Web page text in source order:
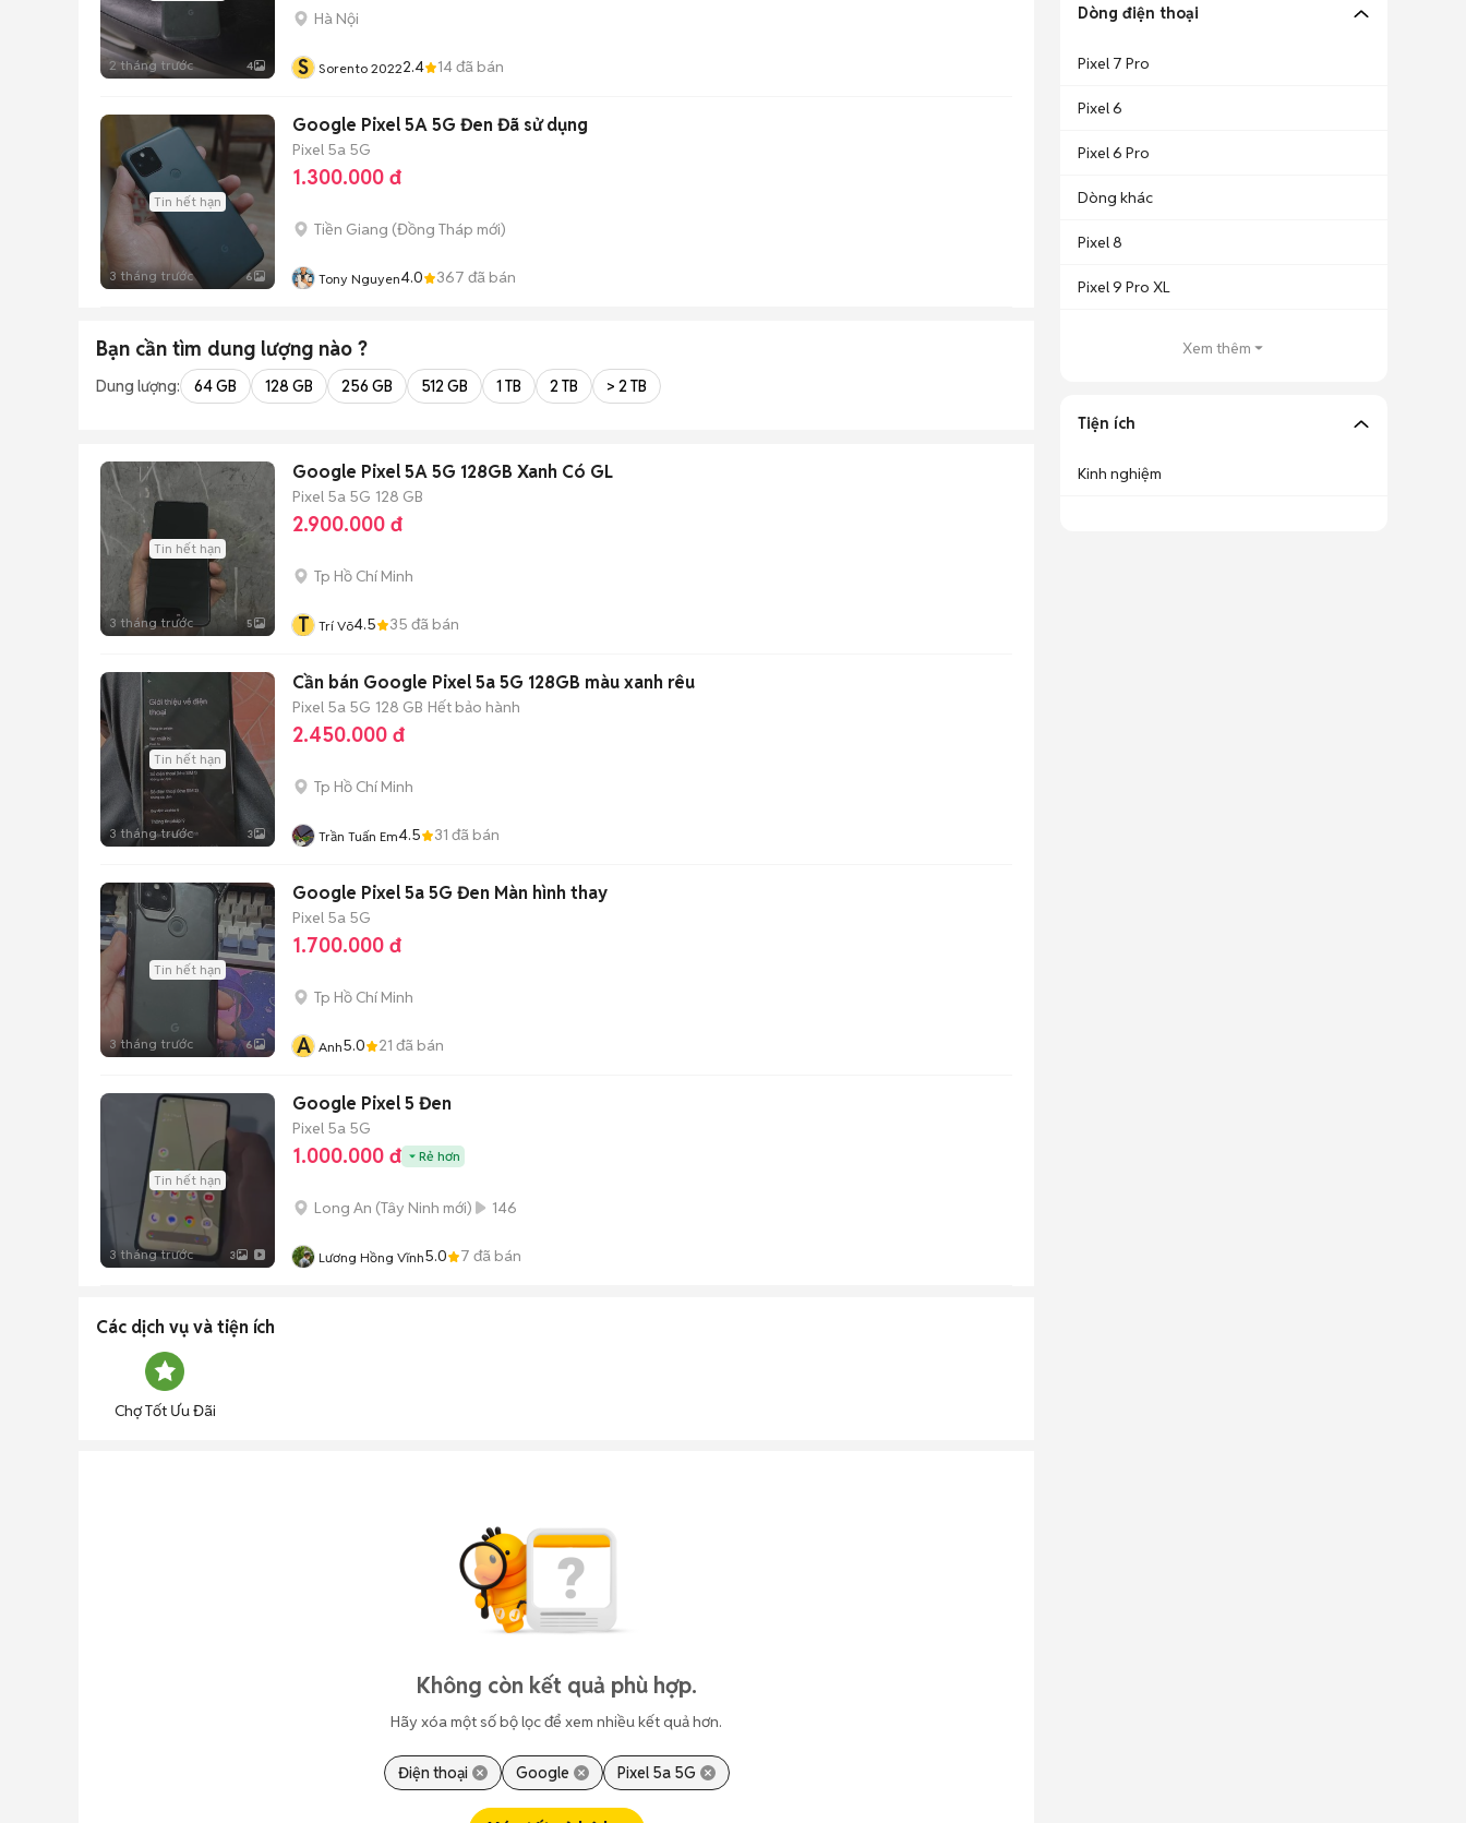
2 tháng trước 4
Hà Nội
S Sorento 20222.4 14đã bán
Tin hết hạn
3 tháng trước 6
Google Pixel 5A 5G Đen Đã sử dụng
Pixel 5a 5G
1.300.000 đ
Tiền Giang (Đồng Tháp mới)
Tony Nguyen4.0 367 đã bán
Bạn cần tìm dung lượng nào ?
Dung lượng: 64 GB 128 GB 256 GB 512 GB 1 TB 2 TB > 2 TB
Tin hết hạn
3 tháng trước 5
Google Pixel 5A 5G 128GB Xanh Có GL
Pixel 5a 5G 128 GB
2.900.000 đ
Tp Hồ Chí Minh
T Trí Võ4.5 35 đã bán
Tin hết hạn
3 tháng trước 3
Cần bán Google Pixel 5a 5G 128GB màu xanh rêu
Pixel 5a 5G 128 GB Hết bảo hành
2.450.000 đ
Tp Hồ Chí Minh
Trần Tuấn Em4.5 31 đã bán
Tin hết hạn
3 tháng trước 6
Google Pixel 5a 5G Đen Màn hình thay
Pixel 5a 5G
1.700.000 đ
Tp Hồ Chí Minh
A Anh5.0 21 đã bán
Tin hết hạn
3 tháng trước 3
Google Pixel 5 Đen
Pixel 5a 5G
1.000.000 đ Rẻ hơn
Long An (Tây Ninh mới) 146
Lương Hồng Vĩnh5.0 7 đã bán
Các dịch vụ và tiện ích
Chợ Tốt Ưu Đãi
Không còn kết quả phù hợp.
Hãy xóa một số bộ lọc để xem nhiều kết quả hơn.
Điện thoại Google Pixel 5a 5G
Dòng điện thoại
Pixel 7 Pro
Pixel 6
Pixel 6 Pro
Dòng khác
Pixel 8
Pixel 9 Pro XL
Xem thêm
Tiện ích
Kinh nghiệm